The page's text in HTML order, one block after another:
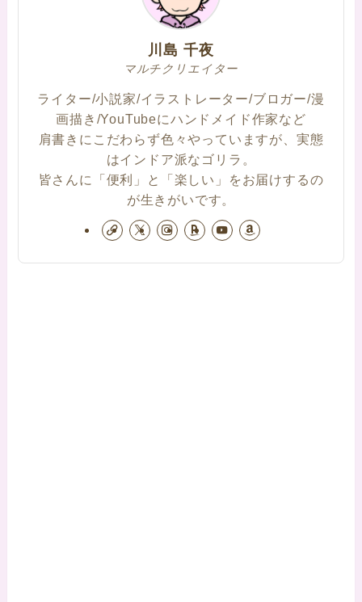
川島 千夜
マルチクリエイター
ライター/小説家/イラストレーター/ブロガー/漫
画描き/YouTubeにハンドメイド作家など
肩書きにこだわらず色々やっていますが、実態
はインドア派なゴリラ。
皆さんに「便利」と「楽しい」をお届けするの
が生きがいです。